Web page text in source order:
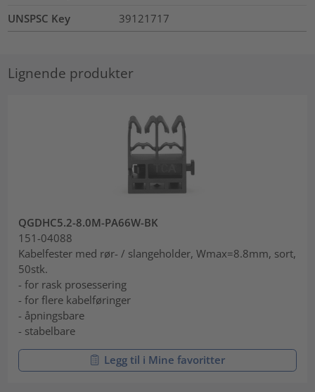
UNSPSC Key
39121717
Lignende produkter
QGDHC5.2-8.0M-PA66W-BK
151-04088
Kabelfester med rør- / slangeholder, Wmax=8.8mm, sort,
50stk.
- for rask prosessering
- for flere kabelføringer
- åpningsbare
- stabelbare
Legg til i Mine favoritter